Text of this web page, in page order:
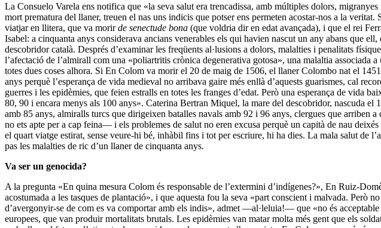
La Consuelo Varela ens notifica que «la seva salut era trencadissa, amb múltiples dolors,
mort prematura del llaner, treuen el nas uns indicis que potser ens permeten acostar-nos a la
viatjar en llitera, que va morirde senectude bona (que voldria dir en edat avançada), i que el rei
Isabel: a cinquanta anys considerava ancians venerables els qui havien nascut un any abans que
descobridor català. Després d’examinar les freqüents al·lusions a dolors, malalties i penalitats
l’afectació de l’almirall com una «poliartritis crònica degenerativa gotosa», una malaltia associada
totes dues coses alhora. Si En Colom va morir el 20 de maig de 1506, el llaner Colombo nat el
anys perquè l’esperança de vida medieval no arribava gaire més enllà d’aquests guarismes, cal
guerres i les epidèmies, que feien estralls en totes les franges d’edat. Però una esperança de vida
80, 90 i encara menys als 100 anys». Caterina Bertran Miquel, la mare del descobridor, nascuda
amb 85 anys, almiralls turcs que dirigeixen batalles navals amb 92 i 96 anys, clergues que
no ets apte per a cap feina— i els problemes de salut no eren excusa perquè un capità de nau
el quart viatge estirat, sense veure-hi bé, inhàbil fins i tot per escriure, hi ha dies. La mala salut de
pas les malalties de ric d’un llaner de cinquanta anys.
Va ser un genocida?
A la pregunta «En quina mesura Colom és responsable de l’extermini d’indígenes?», En Ruiz-
acostumada a les tasques de plantació», i que aquesta fou la seva «part conscient i malvada. Però
d’avergonyir-se de com es va comportar amb els indis», admet —al·leluia!— que «no és
europees, que van produir mortalitats brutals. Les epidèmies van matar molta més gent que els